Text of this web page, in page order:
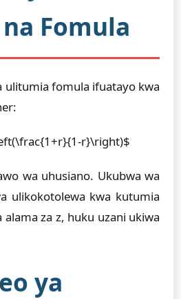
Fomula
ulitumia fomula ifuatayo kwa
r}\right)$
wa uhusiano. Ukubwa wa
ulikokotolewa kwa kutumia
za z, huku uzani ukiwa
ya